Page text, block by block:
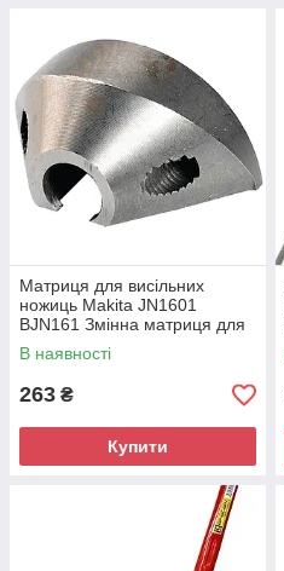
Матриця для висільних
ножиць Makita JN1601
BJN161 Змінна матриця для
акумуляторних ножиць
Запасна матриця для
В наявності
263 ₴
Купити